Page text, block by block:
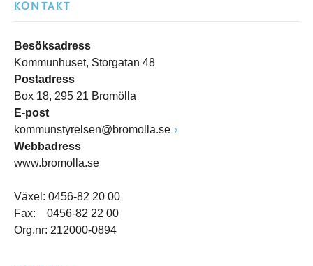
KONTAKT
Besöksadress
Kommunhuset, Storgatan 48
Postadress
Box 18, 295 21 Bromölla
E-post
kommunstyrelsen@bromolla.se
Webbadress
www.bromolla.se
Växel: 0456-82 20 00
Fax: 0456-82 22 00
Org.nr: 212000-0894